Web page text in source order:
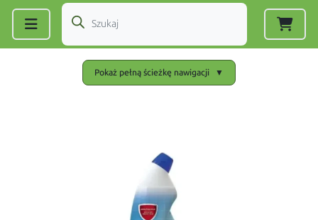
Pokaż pełną ścieżkę nawigacji ▼